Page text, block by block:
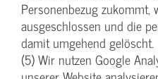
Personenbezug
ausgeschlossen und die
damit umgehend gelöscht.
(5) Wir nutzen Google